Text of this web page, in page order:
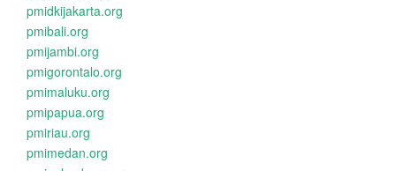
pmidkijakarta.org
pmibali.org
pmijambi.org
pmigorontalo.org
pmimaluku.org
pmipapua.org
pmiriau.org
pmimedan.org